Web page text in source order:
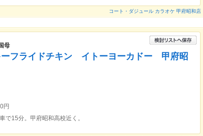
コート・ダジュール カラオケ 甲府昭和店
母
ーフライドチキン イトーヨーカドー 甲府昭
円
で15分。甲府昭和高校近く。